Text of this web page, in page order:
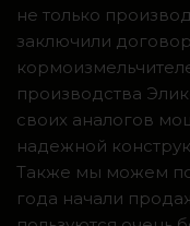
не только
заключили
производства
своих аналогов
надежной
Также мы можем
года начали